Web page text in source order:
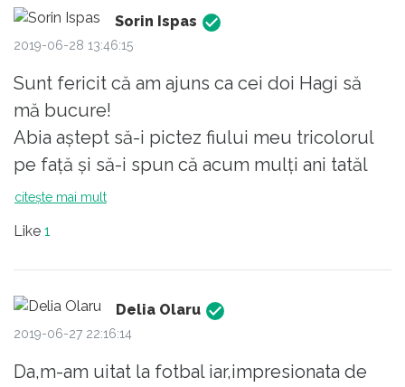
cine SUNTEM, ca nu s doar vorbele de noi.
Si apoi... "Bravo, copii".
Sorin Ispas
2019-06-28 13:46:15
Sunt fericit că am ajuns ca cei doi Hagi să
mă bucure!
Abia aștept să-i pictez fiului meu tricolorul
pe față și să-i spun că acum mulți ani tatăl
meu, bunicul lui, mi l-a pictat mie!
citește mai mult
Like 1
Delia Olaru
2019-06-27 22:16:14
Da,m-am uitat la fotbal iar,impresionata de